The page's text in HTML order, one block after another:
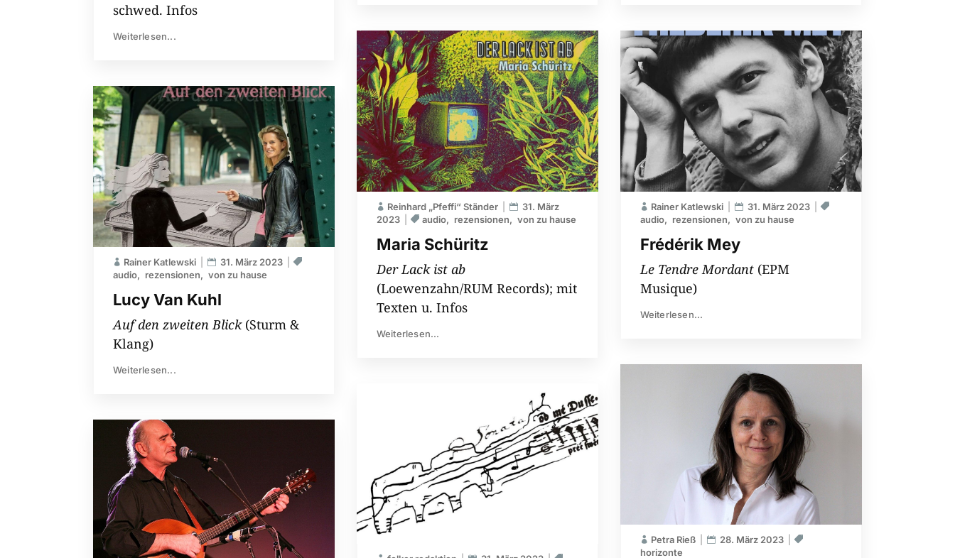
schwed. Infos
Weiterlesen...
Lucy Van Kuhl
Rainer Katlewski
31. März 2023
audio
rezensionen von zu hause
Auf den zweiten Blick(Sturm &
Klang)
Weiterlesen...
Maria Schüritz
Reinhard „Pfeffi“ Ständer
31. März
2023
audio rezensionen von zu hause
Der Lack ist ab
(Loewenzahn/RUM Records); mit
Texten u. Infos
Weiterlesen...
Frédérik Mey
Rainer Katlewski
31. März 2023
audio
rezensionen von zu hause
Le Tendre Mordant(EPM
Musique)
Weiterlesen...
Petra Rieß
28. März 2023
horizonte